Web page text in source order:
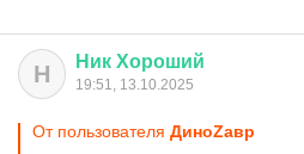
Н Ник Хороший
19:51, 13.10.2025
От пользователя ДиноZавp